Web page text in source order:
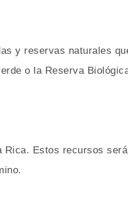
y reservas naturales
o la Reserva
Rica. Estos recursos